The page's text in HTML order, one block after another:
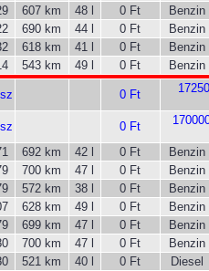
607 km 48 l 0 Ft
Benzin
690 km 44 l 0 Ft
Benzin
618 km 41 l 0 Ft
Benzin
543 km 49 l 0 Ft Benzin
0 Ft
0 Ft
692 km 42 l 0 Ft
Benzin
700 km 47 l 0 Ft
Benzin
572 km 38 l 0 Ft
Benzin
628 km 49 l 0 Ft
Benzin
699 km 47 l 0 Ft
Benzin
700 km 47 l 0 Ft
Benzin
521 km 40 l 0 Ft
Diesel